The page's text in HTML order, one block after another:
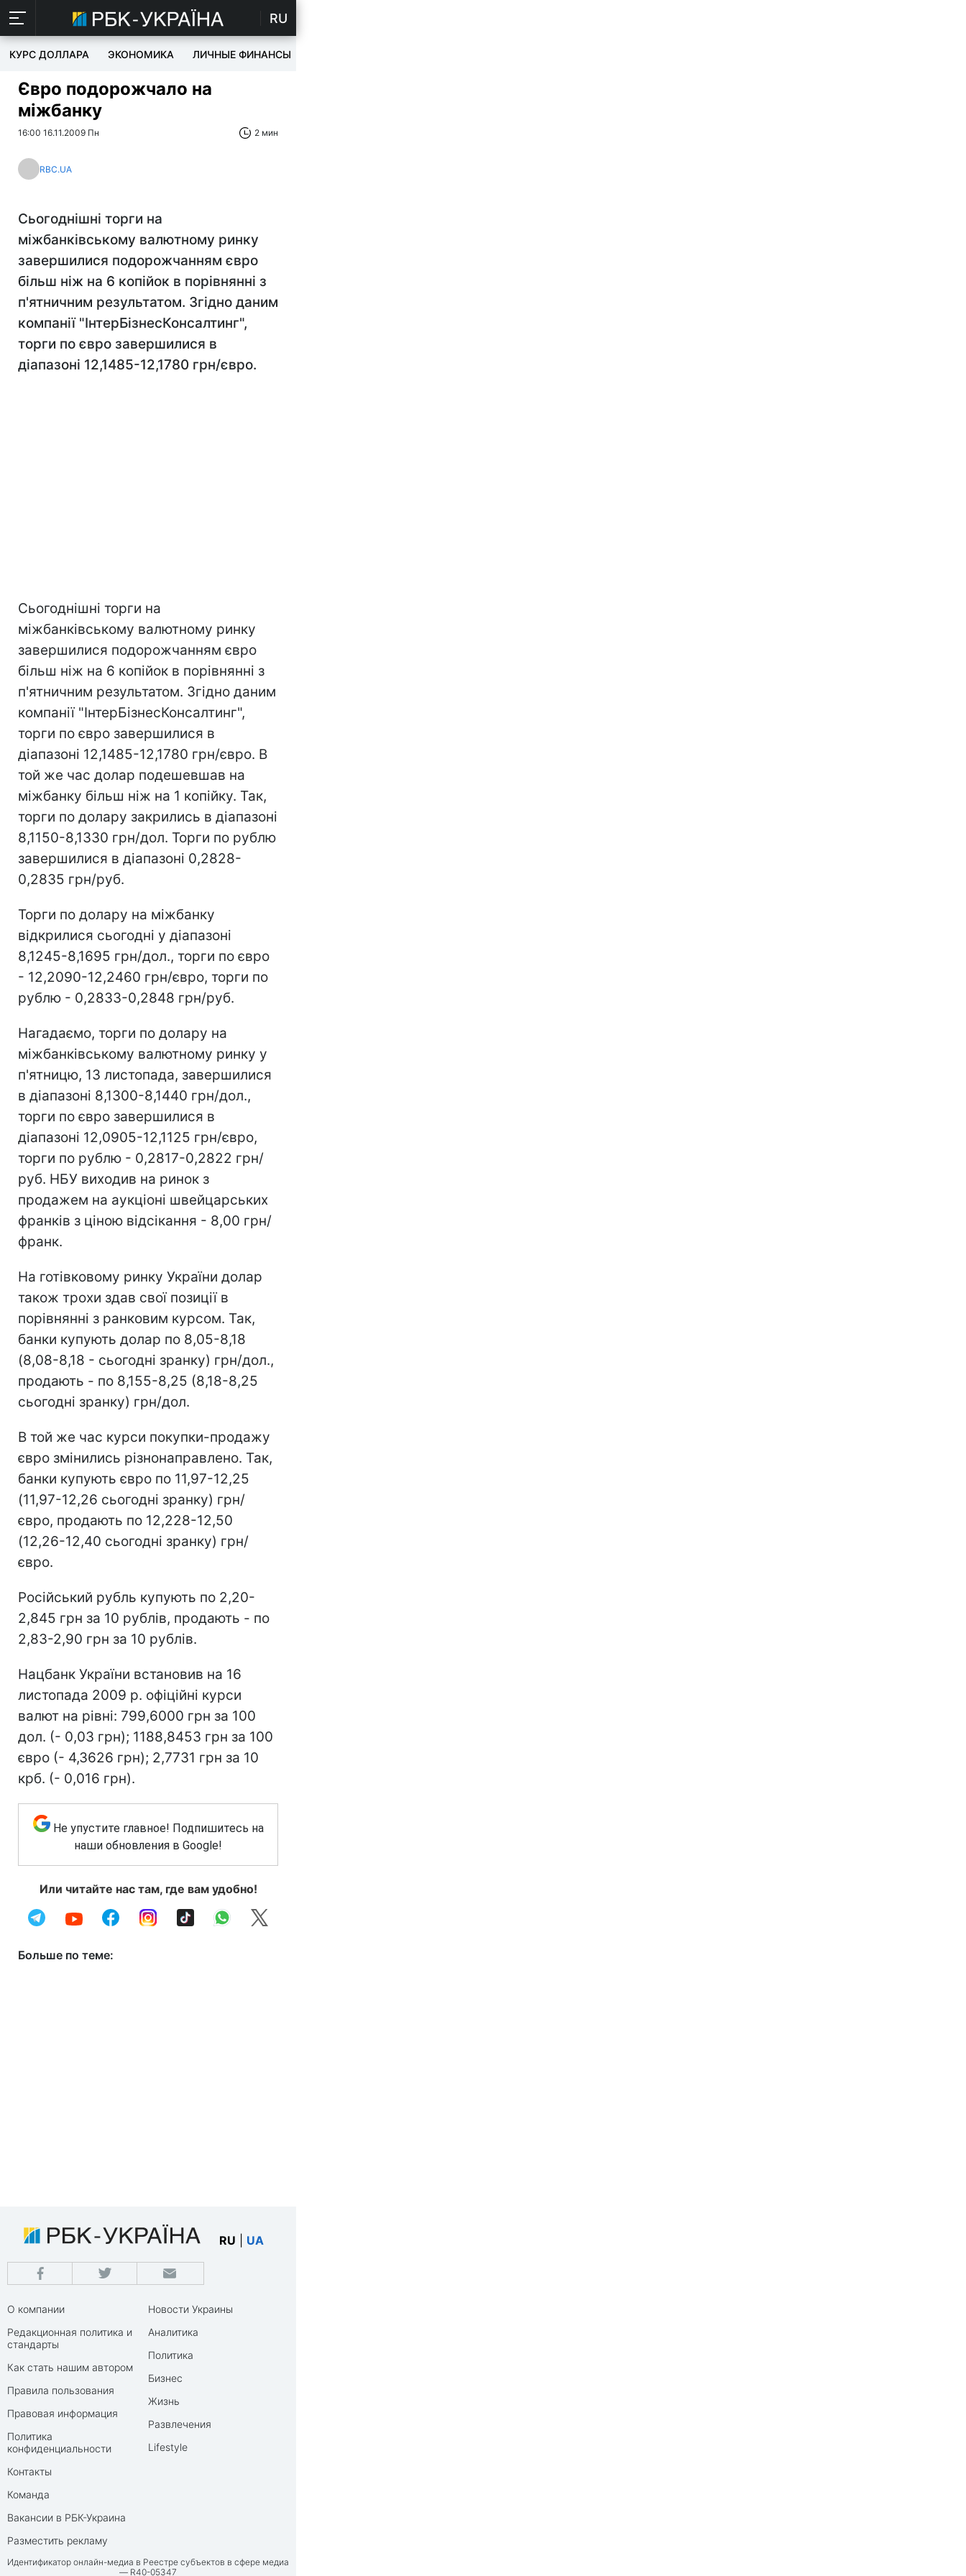
RU
КУРС ДОЛЛАРА ЭКОНОМИКА ЛИЧНЫЕ ФИНАНСЫ
Євро подорожчало на
міжбанку
16:00 16.11.2009 Пн 2 мин
RBC.UA
Сьогоднішні торги на
міжбанківському валютному ринку
завершилися подорожчанням євро
більш ніж на 6 копійок в порівнянні з
п'ятничним результатом. Згідно даним
компанії "ІнтерБізнесКонсалтинг",
торги по євро завершилися в
діапазоні 12,1485-12,1780 грн/євро.
Сьогоднішні торги на
міжбанківському валютному ринку
завершилися подорожчанням євро
більш ніж на 6 копійок в порівнянні з
п'ятничним результатом. Згідно даним
компанії "ІнтерБізнесКонсалтинг",
торги по євро завершилися в
діапазоні 12,1485-12,1780 грн/євро. В
той же час долар подешевшав на
міжбанку більш ніж на 1 копійку. Так,
торги по долару закрились в діапазоні
8,1150-8,1330 грн/дол. Торги по рублю
завершилися в діапазоні 0,2828-
0,2835 грн/руб.
Торги по долару на міжбанку
відкрилися сьогодні у діапазоні
8,1245-8,1695 грн/дол., торги по євро
- 12,2090-12,2460 грн/євро, торги по
рублю - 0,2833-0,2848 грн/руб.
Нагадаємо, торги по долару на
міжбанківському валютному ринку у
п'ятницю, 13 листопада, завершилися
в діапазоні 8,1300-8,1440 грн/дол.,
торги по євро завершилися в
діапазоні 12,0905-12,1125 грн/євро,
торги по рублю - 0,2817-0,2822 грн/
руб. НБУ виходив на ринок з
продажем на аукціоні швейцарських
франків з ціною відсікання - 8,00 грн/
франк.
На готівковому ринку України долар
також трохи здав свої позиції в
порівнянні з ранковим курсом. Так,
банки купують долар по 8,05-8,18
(8,08-8,18 - cьогодні зранку) грн/дол.,
продають - по 8,155-8,25 (8,18-8,25
cьогодні зранку) грн/дол.
В той же час курси покупки-продажу
євро змінились різнонаправлено. Так,
банки купують євро по 11,97-12,25
(11,97-12,26 cьогодні зранку) грн/
євро, продають по 12,228-12,50
(12,26-12,40 cьогодні зранку) грн/
євро.
Російський рубль купують по 2,20-
2,845 грн за 10 рублів, продають - по
2,83-2,90 грн за 10 рублів.
Нацбанк України встановив на 16
листопада 2009 р. офіційні курси
валют на рівні: 799,6000 грн за 100
дол. (- 0,03 грн); 1188,8453 грн за 100
євро (- 4,3626 грн); 2,7731 грн за 10
крб. (- 0,016 грн).
Не упустите главное! Подпишитесь на
наши обновления в Google!
Или читайте нас там, где вам удобно!
Больше по теме:
RU UA
О компании
Редакционная политика и
стандарты
Как стать нашим автором
Правила пользования
Правовая информация
Политика
конфиденциальности
Контакты
Команда
Вакансии в РБК-Украина
Разместить рекламу
Новости Украины
Аналитика
Политика
Бизнес
Жизнь
Развлечения
Lifestyle
Идентификатор онлайн-медиа в Реестре субъектов в сфере медиа
— R40-05347